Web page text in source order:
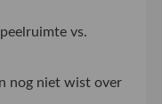
vs.
nog niet wist over